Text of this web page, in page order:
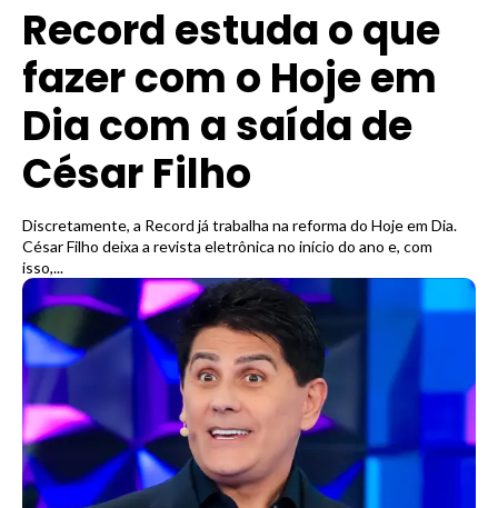
Record estuda o que
fazer com o Hoje em
Dia com a saída de
César Filho
Discretamente, a Record já trabalha na reforma do Hoje em Dia.
César Filho deixa a revista eletrônica no início do ano e, com
isso,...